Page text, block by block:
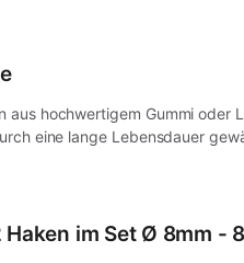
aus hochwertigem Gummi oder
eine lange Lebensdauer
im Set Ø 8mm -